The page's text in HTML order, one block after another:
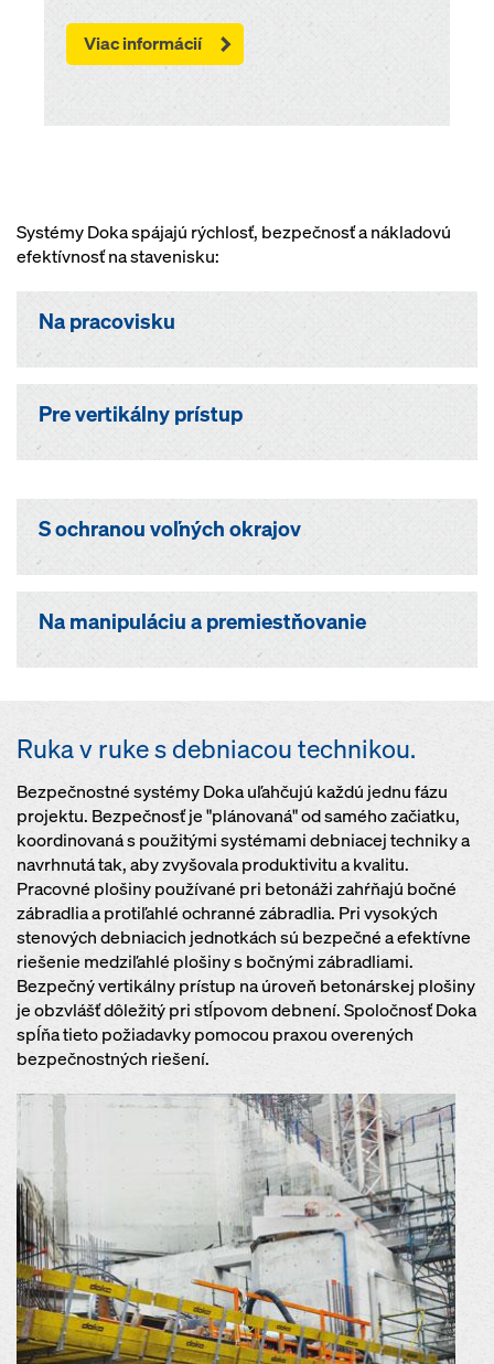
Viac informácií
Systémy Doka spájajú rýchlosť, bezpečnosť a nákladovú
efektívnosť na stavenisku:
Na pracovisku
Pre vertikálny prístup
S ochranou voľných okrajov
Na manipuláciu a premiestňovanie
Ruka v ruke s debniacou technikou.
Bezpečnostné systémy Doka uľahčujú každú jednu fázu
projektu. Bezpečnosť je "plánovaná" od samého začiatku,
koordinovaná s použitými systémami debniacej techniky a
navrhnutá tak, aby zvyšovala produktivitu a kvalitu.
Pracovné plošiny používané pri betonáži zahŕňajú bočné
zábradlia a protiľahlé ochranné zábradlia. Pri vysokých
stenových debniacich jednotkách sú bezpečné a efektívne
riešenie medziľahlé plošiny s bočnými zábradliami.
Bezpečný vertikálny prístup na úroveň betonárskej plošiny
je obzvlášť dôležitý pri stĺpovom debnení. Spoločnosť Doka
spĺňa tieto požiadavky pomocou praxou overených
bezpečnostných riešení.